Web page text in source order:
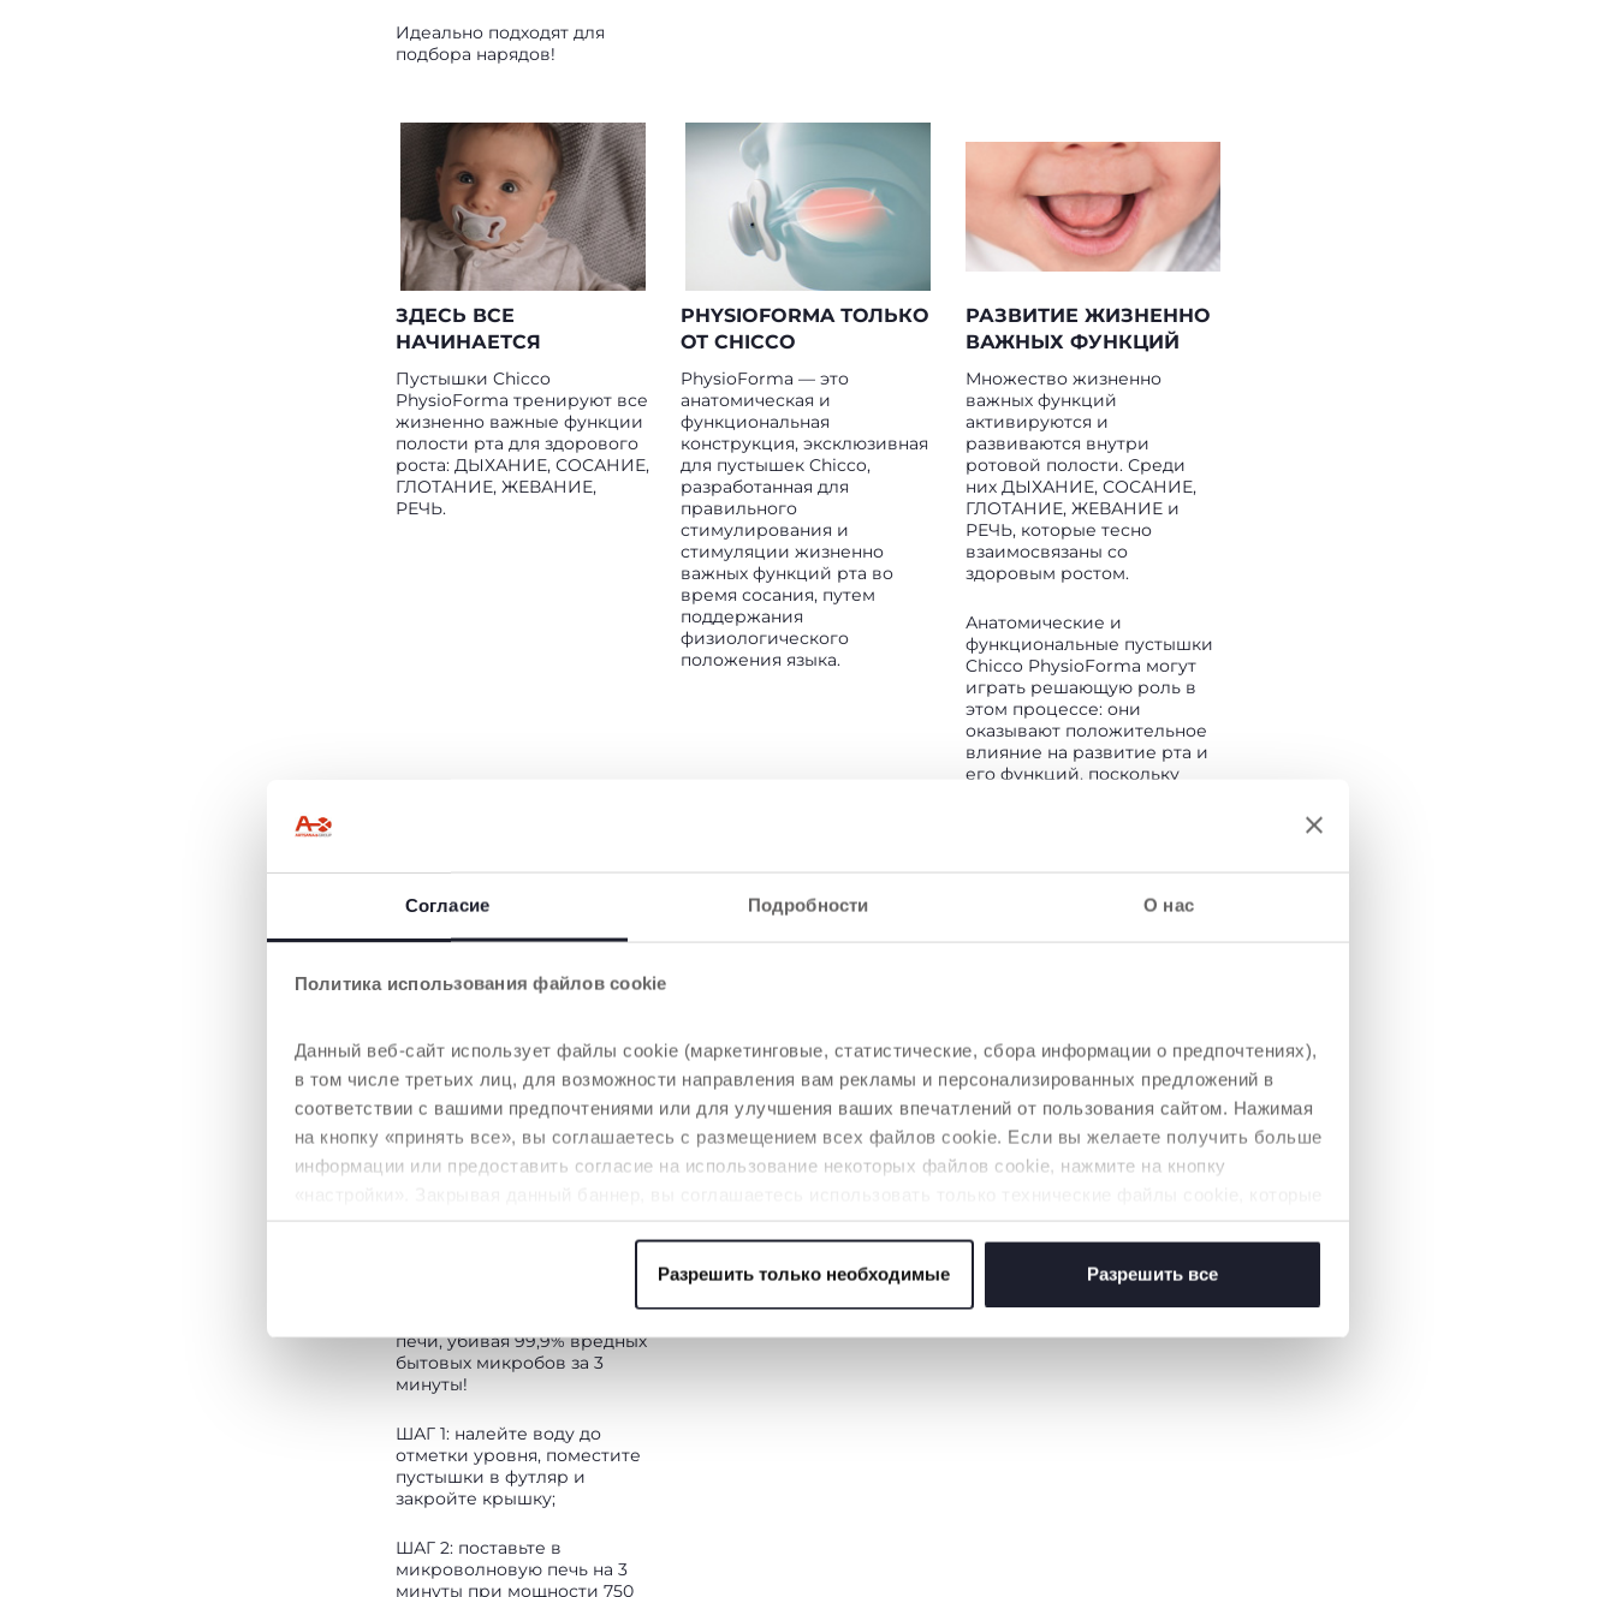
Согласие Подробности О нас
Политика использования файлов cookie
Данный веб-сайт использует файлы cookie (маркетинговые, статистические, сбора информации о предпочтениях),
в том числе третьих лиц, для возможности направления вам рекламы и персонализированных предложений в
соответствии с вашими предпочтениями или для улучшения ваших впечатлений от пользования сайтом. Нажимая
на кнопку «принять все», вы соглашаетесь с размещением всех файлов cookie. Если вы желаете получить больше
информации или предоставить согласие на использование некоторых файлов cookie, нажмите на кнопку
необходимы для запрашиваемой услуги.
Политика использования файлов cookieРазрешить только необходимые Разрешить все
Идеально подходят для
подбора нарядов!
ЗДЕСЬ ВСЕ
НАЧИНАЕТСЯ
Пустышки Chicco
PhysioForma тренируют все
жизненно важные функции
полости рта для здорового
роста: ДЫХАНИЕ, СОСАНИЕ,
ГЛОТАНИЕ, ЖЕВАНИЕ,
РЕЧЬ.
PHYSIOFORMA ТОЛЬКО
ОТ CHICCO
PhysioForma — это
анатомическая и
функциональная
конструкция, эксклюзивная
для пустышек Chicco,
разработанная для
правильного
стимулирования и
стимуляции жизненно
важных функций рта во
время сосания, путем
поддержания
физиологического
положения языка.
РАЗВИТИЕ ЖИЗНЕННО
ВАЖНЫХ ФУНКЦИЙ
Множество жизненно
важных функций
активируются и
развиваются внутри
ротовой полости. Среди
них ДЫХАНИЕ, СОСАНИЕ,
ГЛОТАНИЕ, ЖЕВАНИЕ и
РЕЧЬ, которые тесно
взаимосвязаны со
здоровым ростом.
Анатомические и
функциональные пустышки
Chicco PhysioForma могут
играть решающую роль в
этом процессе: они
оказывают положительное
влияние на развитие рта и
его функций, поскольку
тщательную стимуляцию.
ПРАКТИЧНЫЙ
ФУТЛЯР
печи, убивая 99,9% вредных
бытовых микробов за 3
минуты!
ШАГ 1: налейте воду до
отметки уровня, поместите
пустышки в футляр и
закройте крышку;
ШАГ 2: поставьте в
микроволновую печь на 3
минуты при мощности 750